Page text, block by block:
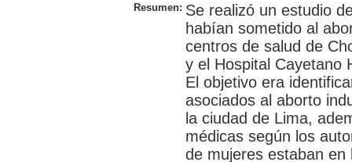
Resumen: Se realizó un estudio
habían sometido al
centros de salud de
y el Hospital Cayetano
El objetivo era
asociados al aborto
la ciudad de Lima,
médicas según los
de mujeres estaban